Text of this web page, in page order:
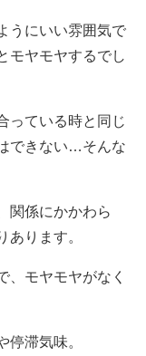
うにいい雰囲気で
モヤモヤするでし
っている時と同じ
できない…そんな
関係にかかわら
あります。
、モヤモヤがなく
停滞気味。